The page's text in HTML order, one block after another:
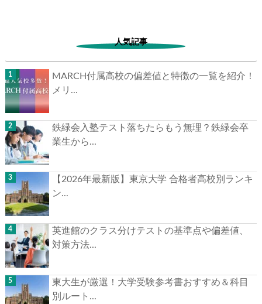
人気記事
MARCH付属高校の偏差値と特徴の一覧を紹介！
メリ...
鉄緑会入塾テスト落ちたらもう無理？鉄緑会卒
業生から...
【2026年最新版】東京大学 合格者高校別ランキ
ン...
英進館のクラス分けテストの基準点や偏差値、
対策方法...
東大生が厳選！大学受験参考書おすすめ＆科目
別ルート...